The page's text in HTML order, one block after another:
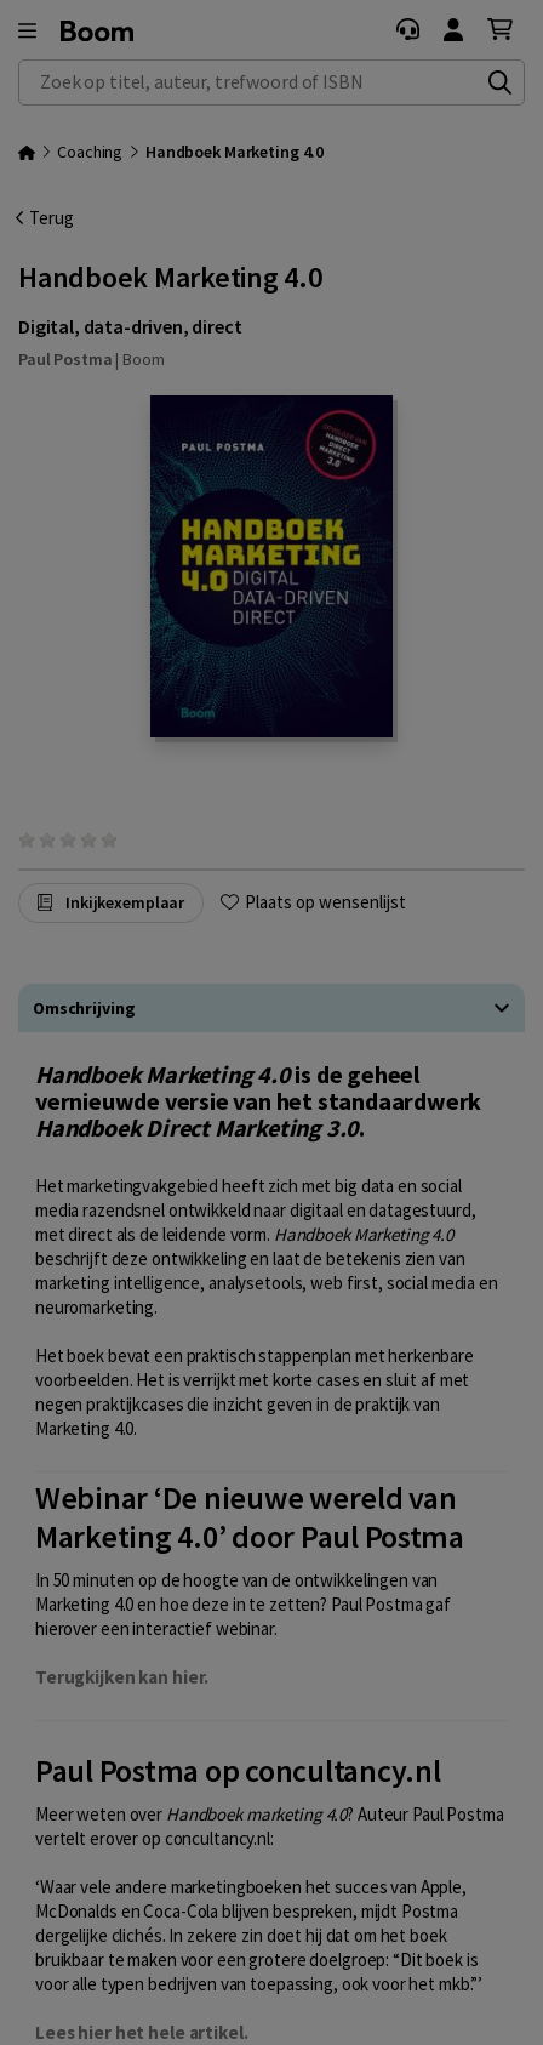
Zoek op titel, auteur, trefwoord of ISBN
Coaching Handboek Marketing 4.0
Terug
Handboek Marketing 4.0
Digital, data-driven, direct
Paul Postma | Boom
Inkijkexemplaar Plaats op wensenlijst
Omschrijving
Handboek Marketing 4.0is de geheel
vernieuwde versie van het standaardwerk
Handboek Direct Marketing 3.0.
Het marketingvakgebied heeft zich met big data en social
media razendsnel ontwikkeld naar digitaal en datagestuurd,
met direct als de leidende vorm. Handboek Marketing 4.0
beschrijft deze ontwikkeling en laat de betekenis zien van
marketing intelligence, analysetools, web first, social media en
neuromarketing.
Het boek bevat een praktisch stappenplan met herkenbare
voorbeelden. Het is verrijkt met korte cases en sluit af met
negen praktijkcases die inzicht geven in de praktijk van
Marketing 4.0.
Webinar ‘De nieuwe wereld van
Marketing 4.0’ door Paul Postma
In 50 minuten op de hoogte van de ontwikkelingen van
Marketing 4.0 en hoe deze in te zetten? Paul Postma gaf
hierover een interactief webinar.
Terugkijken kan hier.
Paul Postma op concultancy.nl
Meer weten over Handboek marketing 4.0? Auteur Paul Postma
vertelt erover op concultancy.nl:
‘Waar vele andere marketingboeken het succes van Apple,
McDonalds en Coca-Cola blijven bespreken, mijdt Postma
dergelijke clichés. In zekere zin doet hij dat om het boek
bruikbaar te maken voor een grotere doelgroep: “Dit boek is
voor alle typen bedrijven van toepassing, ook voor het mkb.”’
Lees hier het hele artikel.